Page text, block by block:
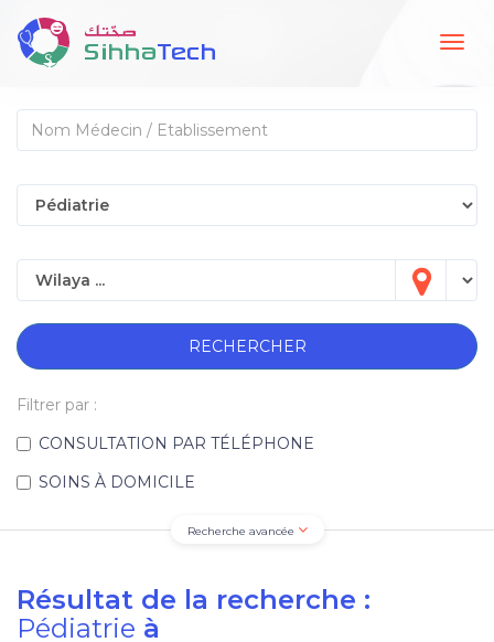
RECHERCHER
Filtrer par :
CONSULTATION PAR TÉLÉPHONE
SOINS À DOMICILE
Recherche avancée
Résultat de la recherche :
Pédiatrie à